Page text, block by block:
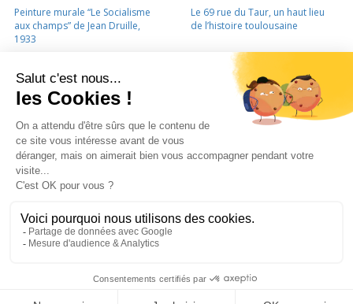
Peinture murale “Le Socialisme
aux champs” de Jean Druille,
1933
Le 69 rue du Taur, un haut lieu
de l’histoire toulousaine
LA CINÉMATHÈQUE · CONTACTS · LETTRE D'INFORMATION ·
PARTENAIRES
MENTIONS LÉGALES
La Cinémathèque de Toulouse
La Cinémathèque de Toulouse © 2015. Tous droits réservés.